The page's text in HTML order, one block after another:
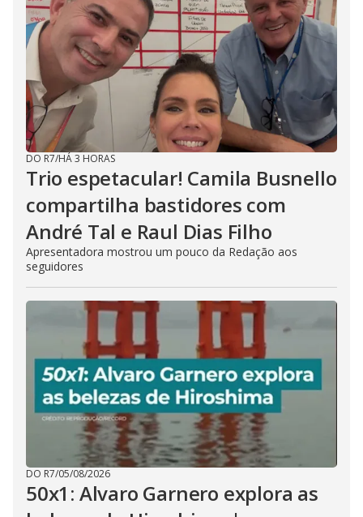
DO R7/HÁ 3 HORAS
Trio espetacular! Camila Busnello
compartilha bastidores com
André Tal e Raul Dias Filho
Apresentadora mostrou um pouco da Redação aos
seguidores
DO R7/05/08/2026
50x1: Alvaro Garnero explora as